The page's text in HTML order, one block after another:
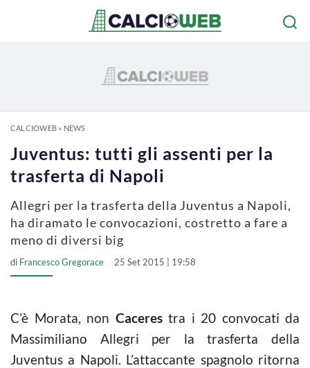
CALCIOWEB» NEWS
Juventus: tutti gli assenti per la
trasferta di Napoli
Allegri per la trasferta della Juventus a Napoli,
ha diramato le convocazioni, costretto a fare a
meno di diversi big
di Francesco Gregorace 25 Set 2015 | 19:58
C’è Morata, non Cacerestra i 20 convocati da
Massimiliano Allegri per la trasferta della
Juventus a Napoli. L’attaccante spagnolo ritorna